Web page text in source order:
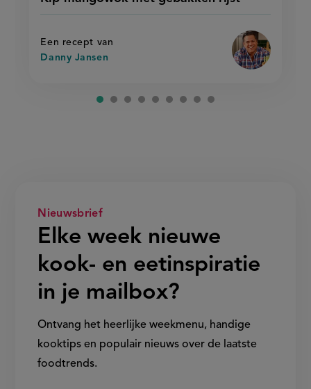
met
rijst'
Een recept van
Danny Jansen
recept
met
rijst
Nieuwsbrief
Elke week nieuwe
kook- en eetinspiratie
in je mailbox?
Ontvang het heerlijke weekmenu, handige
kooktips en populair nieuws over de laatste
foodtrends.